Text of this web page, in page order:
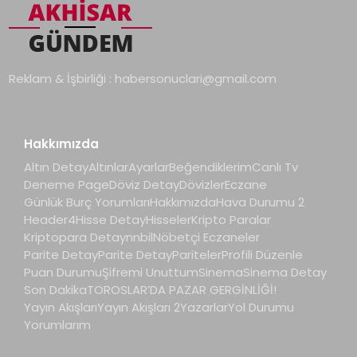
Reklam & İşbirliği : habersonuclari@gmail.com
Hakkımızda
Altın DetayAltınlarAyarlarBeğendiklerimCanlı Tv
Deneme PageDöviz DetayDövizlerEczane
Günlük Burç YorumlarıHakkımızdaHava Durumu 2
Header4Hisse DetayHisselerKripto Paralar
Kriptopara DetaynnbilNöbetçi Eczaneler
Parite DetayParite DetayParitelerProfili Düzenle
Puan DurumuŞifremi UnuttumSinemaSinema Detay
Son DakikaTOROSLAR’DA PAZAR GERGİNLİĞİ!
Yayın AkışlarıYayın Akışları 2YazarlarYol Durumu
Yorumlarım